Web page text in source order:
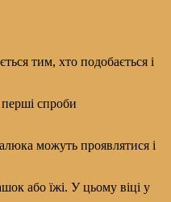
тим, хто подобається і
спроби
можуть проявлятися і
або їжі. У цьому віці у